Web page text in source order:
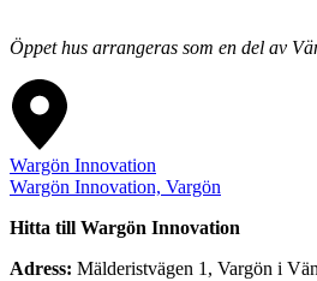
Öppet hus arrangeras som en del av
Wargön Innovation
Wargön Innovation, Vargön
Hitta till Wargön Innovation
Adress: Mälderistvägen 1, Vargön i